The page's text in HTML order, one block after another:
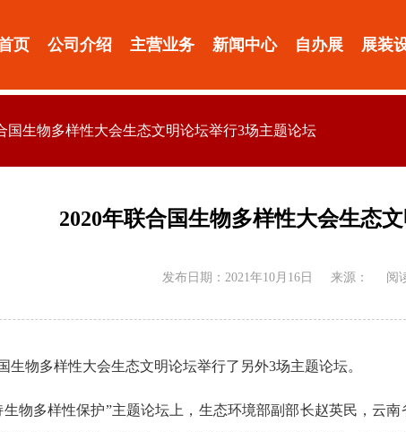
页 公司介绍 主营业务 新闻中心 自办展 展装
国生物多样性大会生态文明论坛举行3场主题论坛
2020年联合国生物多样性大会生态
发布日期：2021年10月16日 来源： 阅
生物多样性大会生态文明论坛举行了另外3场主题论坛。
物多样性保护”主题论坛上，生态环境部副部长赵英民，云